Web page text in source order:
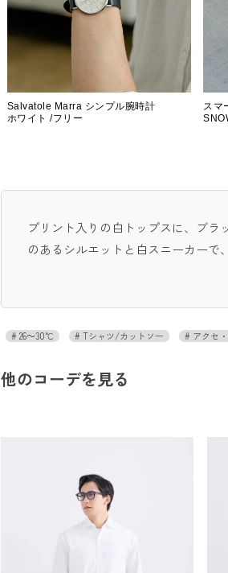
Salvatole Marra シンプル腕時計
ホワイト /フリー
スマ
プリント入りの白トップスに、ブラ
のあるシルエットと白スニーカーで
26～30℃ Tシャツ/カットソー アクセ
他のコーデを見る